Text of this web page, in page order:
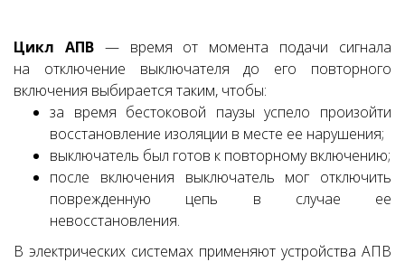
Цикл АПВ — время от момента подачи сигнала
на отключение выключателя до его повторного
включения выбирается таким, что­бы:
за время бестоковой паузы успело произойти
восстановле­ние изоляции в месте ее нарушения;
выключатель был готов к повторному включению;
после включения выключатель мог отключить
поврежденную цепь в случае ее
невосстановления.
В электрических системах применяют устройства АПВ